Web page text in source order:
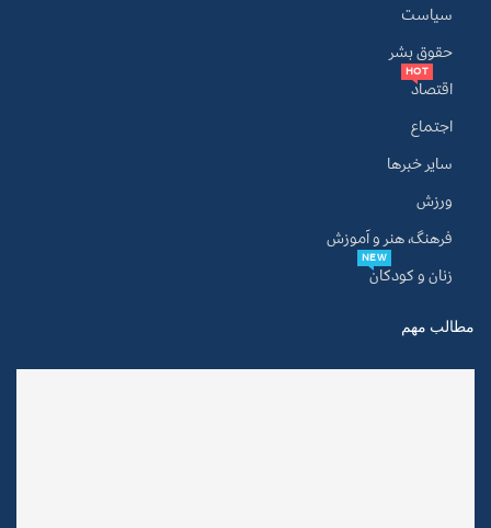
سیاست
حقوق بشر
اقتصاد
HOT
اجتماع
سایر خبرها
ورزش
فرهنگ، هنر و آموزش
زنان و کودکان
NEW
مطالب مهم